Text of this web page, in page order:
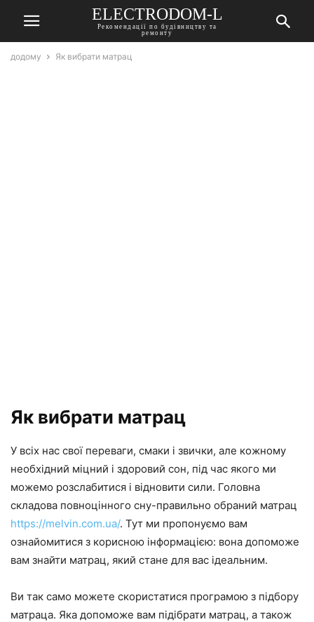
ELECTRODOM-L
Рекомендації по будівництву та
ремонту
додому Як вибрати матрац
Як вибрати матрац
У всіх нас свої переваги, смаки і звички, але кожному
необхідний міцний і здоровий сон, під час якого ми
можемо розслабитися і відновити сили. Головна
складова повноцінного сну-правильно обраний матрац
https://melvin.com.ua/. Тут ми пропонуємо вам
ознайомитися з корисною інформацією: вона допоможе
вам знайти матрац, який стане для вас ідеальним.
Ви так само можете скористатися програмою з підбору
матраца. Яка допоможе вам підібрати матрац, а також